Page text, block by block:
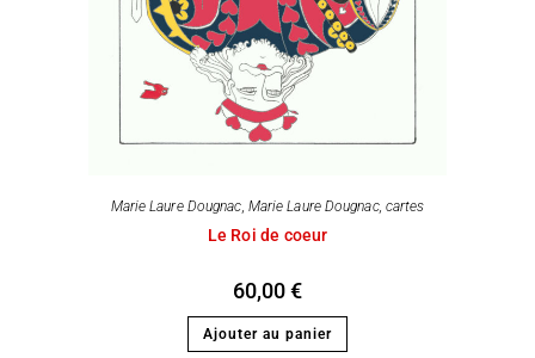
Marie Laure Dougnac, Marie Laure Dougnac, cartes
Le Roi de coeur
60,00€
Ajouter au panier